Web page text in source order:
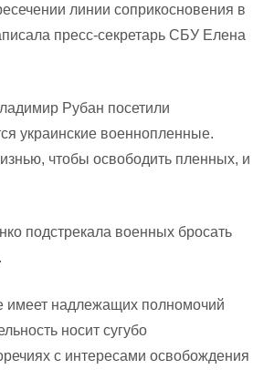
линии соприкосновения в
пресс-секретарь СБУ Елена
Рубан посетили
украинские военнопленные.
чтобы освободить пленных, и
подстрекала военных бросать
имеет надлежащих полномочий
носит сугубо
с интересами освобождения